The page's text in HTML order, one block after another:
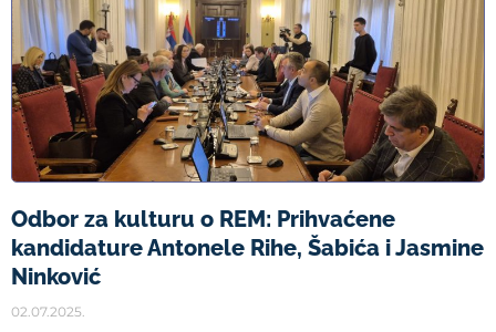
Odbor za kulturu o REM: Prihvaćene
kandidature Antonele Rihe, Šabića i Jasmine
Ninković
02.07.2025.